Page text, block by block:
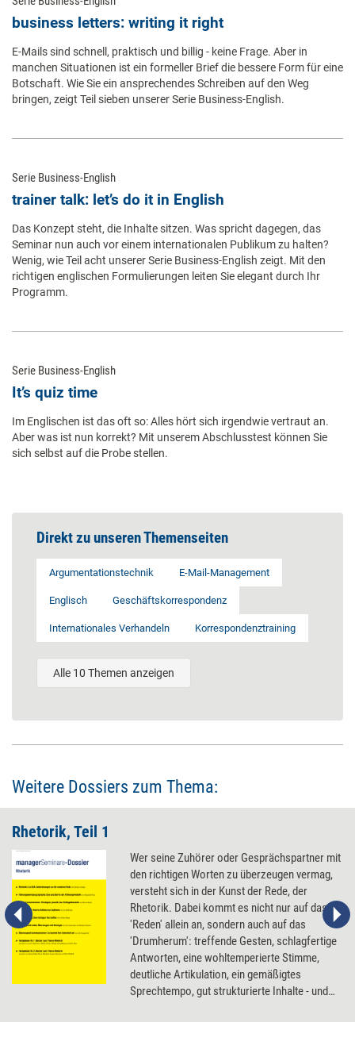
business letters: writing it right
E-Mails sind schnell, praktisch und billig - keine Frage. Aber in
manchen Situationen ist ein formeller Brief die bessere Form für eine
Botschaft. Wie Sie ein ansprechendes Schreiben auf den Weg
bringen, zeigt Teil sieben unserer Serie Business-English.
Serie Business-English
trainer talk: let’s do it in English
Das Konzept steht, die Inhalte sitzen. Was spricht dagegen, das
Seminar nun auch vor einem internationalen Publikum zu halten?
Wenig, wie Teil acht unserer Serie Business-English zeigt. Mit den
richtigen englischen Formulierungen leiten Sie elegant durch Ihr
Programm.
Serie Business-English
It’s quiz time
Im Englischen ist das oft so: Alles hört sich irgendwie vertraut an.
Aber was ist nun korrekt? Mit unserem Abschlusstest können Sie
sich selbst auf die Probe stellen.
Direkt zu unseren Themenseiten
Argumentationstechnik E-Mail-Management
Englisch Geschäftskorrespondenz
Internationales Verhandeln Korrespondenztraining
Alle 10 Themen anzeigen
Weitere Dossiers zum Thema:
Rhetorik, Teil 1
Wer seine Zuhörer oder Gesprächspartner mit
den richtigen Worten zu überzeugen vermag,
versteht sich in der Kunst der Rede, der
Rhetorik. Dabei kommt es nicht nur auf das
'Reden' allein an, sondern auch auf das
'Drumherum': treffende Gesten, schlagfertige
Antworten, eine wohltemperierte Stimme,
deutliche Artikulation, ein gemäßigtes
Sprechtempo, gut strukturierte Inhalte - und
liefert Einblicke in die verschiedenen Aspekte